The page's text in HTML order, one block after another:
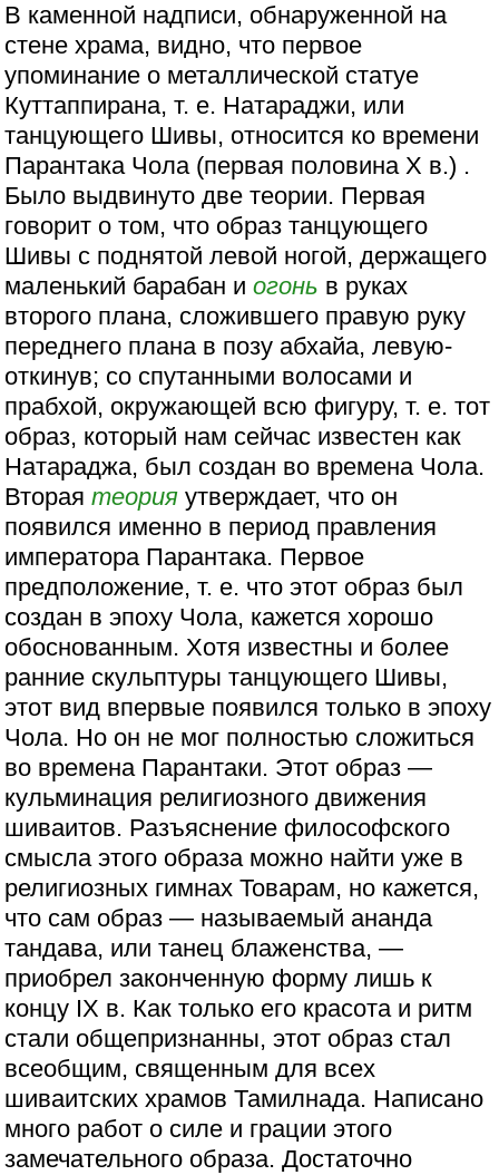
В каменной надписи, обнаруженной на
стене храма, видно, что первое
упоминание о металлической статуе
Куттаппирана, т. е. Натараджи, или
танцующего Шивы, относится ко времени
Парантака Чола (первая половина Х в.) .
Было выдвинуто две теории. Первая
говорит о том, что образ танцующего
Шивы с поднятой левой ногой, держащего
маленький барабан иогонь в руках
второго плана, сложившего правую руку
переднего плана в позу абхайа, левую-
откинув; со спутанными волосами и
прабхой, окружающей всю фигуру, т. е. тот
образ, который нам сейчас известен как
Натараджа, был создан во времена Чола.
Втораятеория утверждает, что он
появился именно в период правления
императора Парантака. Первое
предположение, т. е. что этот образ был
создан в эпоху Чола, кажется хорошо
обоснованным. Хотя известны и более
ранние скульптуры танцующего Шивы,
этот вид впервые появился только в эпоху
Чола. Но он не мог полностью сложиться
во времена Парантаки. Этот образ —
кульминация религиозного движения
шиваитов. Разъяснение философского
смысла этого образа можно найти уже в
религиозных гимнах Товарам, но кажется,
что сам образ — называемый ананда
тандава, или танец блаженства, —
приобрел законченную форму лишь к
концу IX в. Как только его красота и ритм
стали общепризнанны, этот образ стал
всеобщим, священным для всех
шиваитских храмов Тамилнада. Написано
много работ о силе и грации этого
замечательного образа. Достаточно